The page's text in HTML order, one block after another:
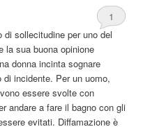
1
sollecitudine per uno del
la sua buona opinione
donna incinta sognare
di incidente. Per un uomo,
essere svolte con
andare a fare il bagno con gli
evitati. Diffamazione è